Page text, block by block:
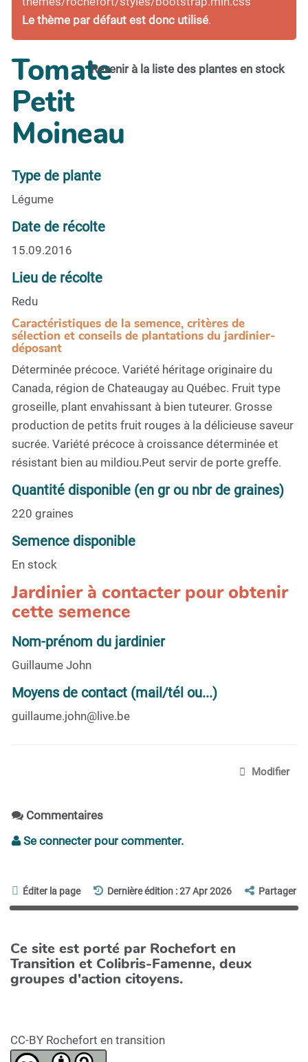
Le thème par défaut est donc utilisé.
Revenir à la liste des plantes en stock
Tomate
Petit
Moineau
Type de plante
Légume
Date de récolte
15.09.2016
Lieu de récolte
Redu
Caractéristiques de la semence, critères de
sélection et conseils de plantations du jardinier-
déposant
Déterminée précoce. Variété héritage originaire du
Canada, région de Chateaugay au Québec. Fruit type
groseille, plant envahissant à bien tuteurer. Grosse
production de petits fruit rouges à la délicieuse saveur
sucrée. Variété précoce à croissance déterminée et
résistant bien au mildiou.Peut servir de porte greffe.
Quantité disponible (en gr ou nbr de graines)
220 graines
Semence disponible
En stock
Jardinier à contacter pour obtenir
cette semence
Nom-prénom du jardinier
Guillaume John
Moyens de contact (mail/tél ou...)
guillaume.john@live.be
Modifier
Commentaires
Se connecter pour commenter.
Éditer la page Dernière édition : 27 Apr 2026 Partager
Ce site est porté par Rochefort en
Transition et Colibris-Famenne, deux
groupes d'action citoyens.
CC-BY Rochefort en transition